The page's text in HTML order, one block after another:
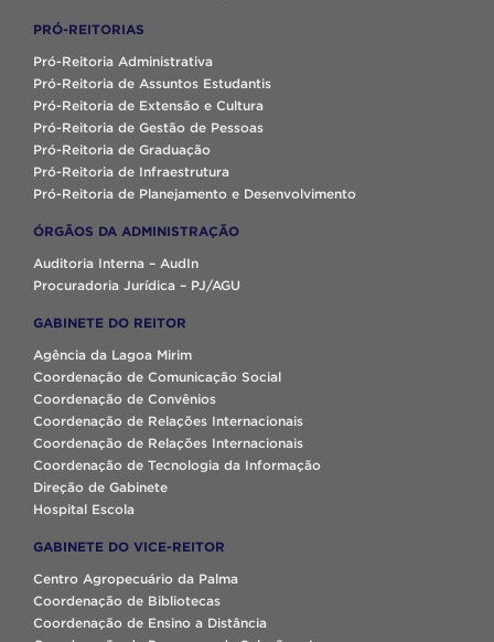
PRÓ-REITORIAS
Pró-Reitoria Administrativa
Pró-Reitoria de Assuntos Estudantis
Pró-Reitoria de Extensão e Cultura
Pró-Reitoria de Gestão de Pessoas
Pró-Reitoria de Graduação
Pró-Reitoria de Infraestrutura
Pró-Reitoria de Planejamento e Desenvolvimento
ÓRGÃOS DA ADMINISTRAÇÃO
Auditoria Interna – AudIn
Procuradoria Jurídica – PJ/AGU
GABINETE DO REITOR
Agência da Lagoa Mirim
Coordenação de Comunicação Social
Coordenação de Convênios
Coordenação de Relações Internacionais
Coordenação de Relações Internacionais
Coordenação de Tecnologia da Informação
Direção de Gabinete
Hospital Escola
GABINETE DO VICE-REITOR
Centro Agropecuário da Palma
Coordenação de Bibliotecas
Coordenação de Ensino a Distância